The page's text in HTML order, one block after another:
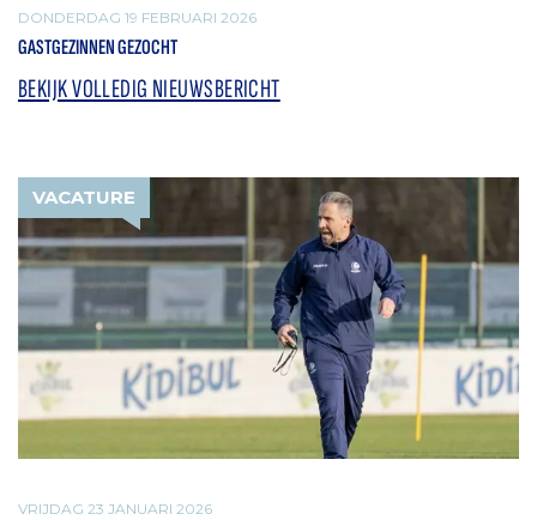
DONDERDAG 19 FEBRUARI 2026
GASTGEZINNEN GEZOCHT
BEKIJK VOLLEDIG NIEUWSBERICHT
VACATURE
VRIJDAG 23 JANUARI 2026